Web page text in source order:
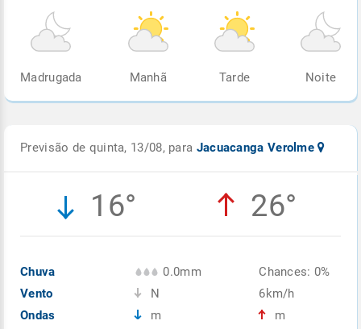
Madrugada Manhã Tarde Noite
Previsão de quinta, 13/08, para Jacuacanga Verolme
16° 26°
Chuva
Vento
Ondas
0.0mm
N
m
Chances: 0%
6km/h
m